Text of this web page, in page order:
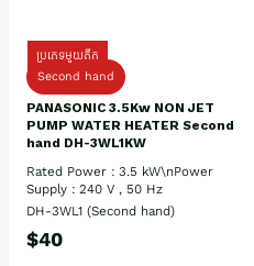
ប្រភេទមួយតឹក
Second hand
PANASONIC 3.5Kw NON JET
PUMP WATER HEATER Second
hand DH-3WL1KW
Rated Power : 3.5 kW\nPower
Supply : 240 V , 50 Hz
DH-3WL1 (Second hand)
$40